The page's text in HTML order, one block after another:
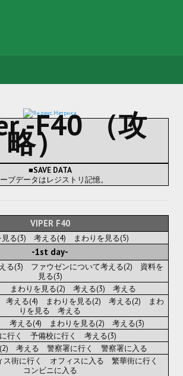
ГРУППА "КАРЛ ВЕЛИКИЙ"
2 (Русские субтитры)
Legendary Mod (Русские субтитры)
для Скайрима
-F40 （攻
略）
■SAVE DATA
ブデータはレジストリ記憶。
VIPER F40
見る(3) 考える(4) まわりを見る(5)
-1st day-
る(3) ファウゼンについて考える(2) 資料を
見る(3)
まわりを見る(2) 考える(3) 考える
考える(4) まわりを見る(2) 考える(2) まわ
りを見る 考える
考える(4) まわりを見る(2) 考える(3)
行く 予備校に行く 考える(3)
(2) 考える 警察署に行く 警察署に入る
ス街に行く オフィスに入る 繁華街に行く
コンビニに入る